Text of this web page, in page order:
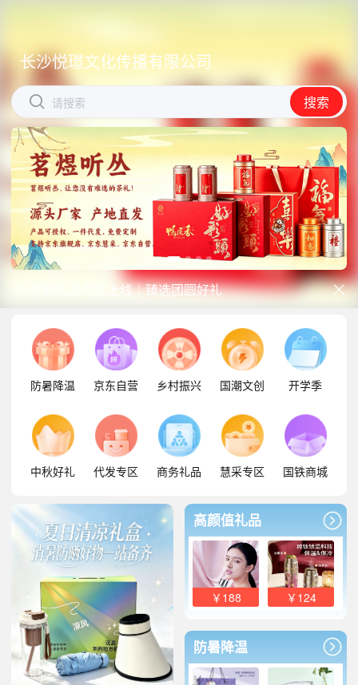
长沙悦璟文化传播有限公司
 请搜索 搜索
长沙悦璟文化传播有限公司
 请搜索 搜索
防暑降温一站式配齐，企业福利更省心
商城开学季礼品专区现已正式上线！
中秋礼品专区上线｜臻选团圆好礼

防暑降温 京东自营 乡村振兴 国潮文创 开学季
中秋好礼 代发专区 商务礼品 慧采专区 国铁商城
高颜值礼品
￥188 ￥124
防暑降温